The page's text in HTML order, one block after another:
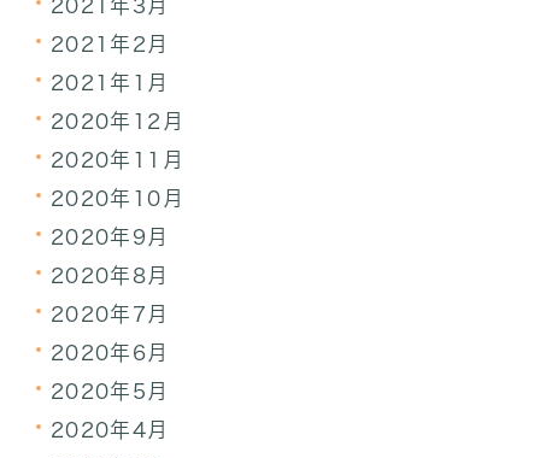
2021年3月
2021年2月
2021年1月
2020年12月
2020年11月
2020年10月
2020年9月
2020年8月
2020年7月
2020年6月
2020年5月
2020年4月